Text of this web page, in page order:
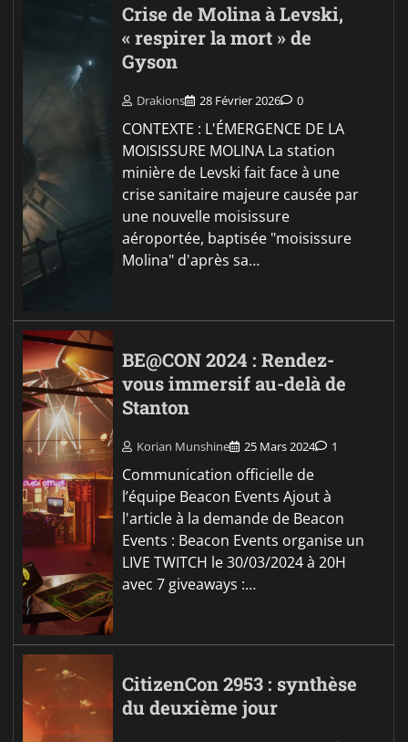
Crise de Molina à Levski,
« respirer la mort » de
Gyson
Drakions 28 Février 2026 0
CONTEXTE : L'ÉMERGENCE DE LA
MOISISSURE MOLINA La station
minière de Levski fait face à une
crise sanitaire majeure causée par
une nouvelle moisissure
aéroportée, baptisée "moisissure
Molina" d'après sa…
BE@CON 2024 : Rendez-
vous immersif au-delà de
Stanton
Korian Munshine 25 Mars 2024 1
Communication officielle de
l’équipe Beacon Events Ajout à
l'article à la demande de Beacon
Events : Beacon Events organise un
LIVE TWITCH le 30/03/2024 à 20H
avec 7 giveaways :…
CitizenCon 2953 : synthèse
du deuxième jour